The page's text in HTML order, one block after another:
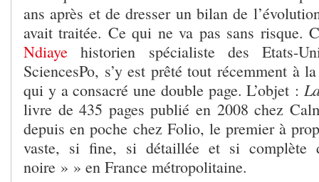
ans après et de dresser un bilan de
avait traitée. Ce qui ne va pas sans risque.
Ndiaye historien spécialiste des Etats-
SciencesPo, s’y est prêté tout récemment à
qui y a consacré une double page. L’objet :
livre de 435 pages publié en 2008 chez
depuis en poche chez Folio, le premier à
vaste, si fine, si détaillée et si
noire » » en France métropolitaine.